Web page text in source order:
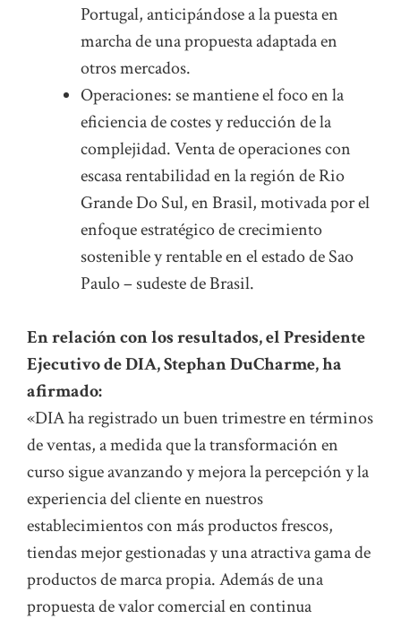
Portugal, anticipándose a la puesta en
marcha de una propuesta adaptada en
otros mercados.
Operaciones: se mantiene el foco en la
eficiencia de costes y reducción de la
complejidad. Venta de operaciones con
escasa rentabilidad en la región de Rio
Grande Do Sul, en Brasil, motivada por el
enfoque estratégico de crecimiento
sostenible y rentable en el estado de Sao
Paulo – sudeste de Brasil.
En relación con los resultados, el Presidente
Ejecutivo de DIA, Stephan DuCharme, ha
afirmado:
«DIA ha registrado un buen trimestre en términos
de ventas, a medida que la transformación en
curso sigue avanzando y mejora la percepción y la
experiencia del cliente en nuestros
establecimientos con más productos frescos,
tiendas mejor gestionadas y una atractiva gama de
productos de marca propia. Además de una
propuesta de valor comercial en continua